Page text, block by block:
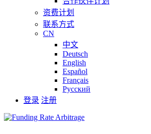
资费计划
联系方式
CN
中文
Deutsch
English
Español
Français
Русский
登录 注册